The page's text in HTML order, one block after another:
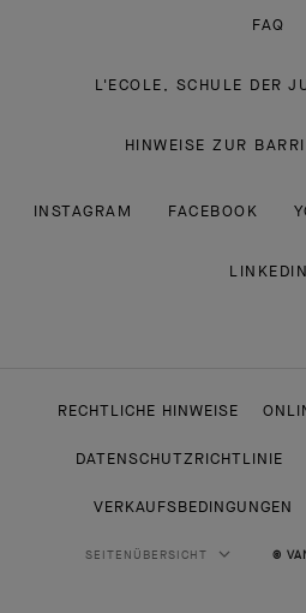
FAQ
L'ECOLE, SCHULE DER
HINWEISE ZUR
INSTAGRAM FACEBOOK
LINKEDIN
RECHTLICHE HINWEISE
DATENSCHUTZRICHTLINIE
VERKAUFSBEDINGUNGEN
SEITENÜBERSICHT ©